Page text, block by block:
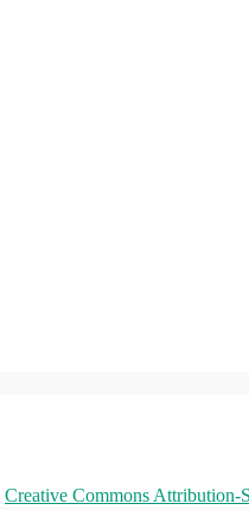
Creative Commons Attribution-